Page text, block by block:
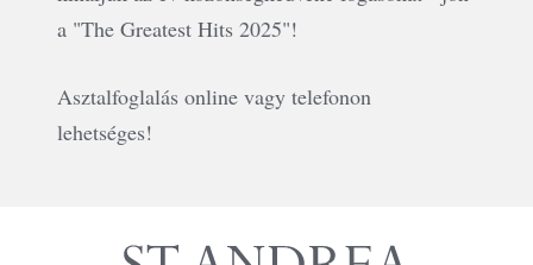
a "The Greatest Hits 202​5"!
Asztalfoglalás online vagy telefonon
lehetséges!